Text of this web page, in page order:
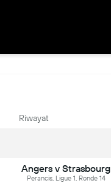
Riwayat
Angers v Strasbourg
Perancis, Ligue 1, Ronde 14